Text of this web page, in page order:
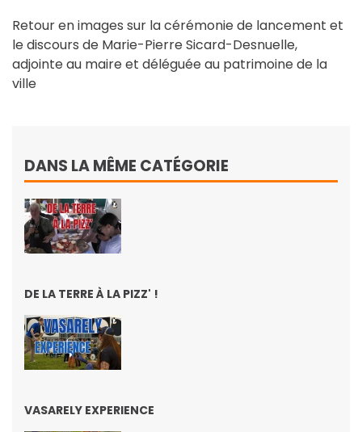
Retour en images sur la cérémonie de lancement et
le discours de Marie-Pierre Sicard-Desnuelle,
adjointe au maire et déléguée au patrimoine de la
ville
DANS LA MÊME CATÉGORIE
DE LA TERRE À LA PIZZ' !
VASARELY EXPERIENCE